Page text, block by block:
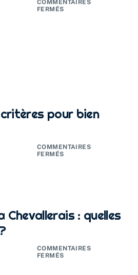
COMMENTAIRES
FERMÉS
pour bien
COMMENTAIRES
FERMÉS
: quelles
COMMENTAIRES
FERMÉS